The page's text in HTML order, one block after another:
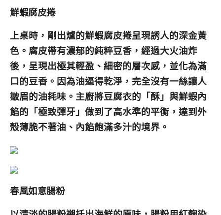
鮮蝦腐皮捲
上桌時，剛出爐的鮮蝦腐皮捲呈現誘人的深金黃
色。腐皮帶有濃郁的純粹豆香，經過大火油炸
後，呈現出極其輕盈、細密的層次感，並化為滿
口的豆香。因為油逼得乾淨，完全沒有一絲讓人
皺眉的油耗味。主廚將豆腐衣的「酥」與鮮蝦內
餡的「極致彈牙」做到了高水準的平衡，達到外
殼薄脆不著油、內餡飽滿多汁的境界。
春風如意腸粉